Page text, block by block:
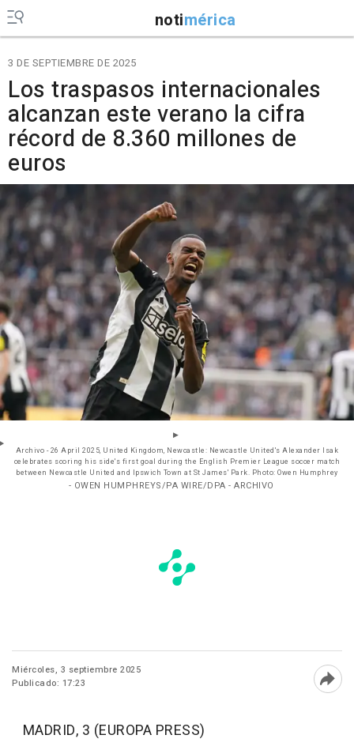
notimérica
3 DE SEPTIEMBRE DE 2025
Los traspasos internacionales
alcanzan este verano la cifra
récord de 8.360 millones de
euros
Archivo - 26 April 2025, United Kingdom, Newcastle: Newcastle United's Alexander Isak
celebrates scoring his side's first goal during the English Premier League soccer match
between Newcastle United and Ipswich Town at St James' Park. Photo: Owen Humphrey
- OWEN HUMPHREYS/PA WIRE/DPA - ARCHIVO
Miércoles, 3 septiembre 2025
Publicado: 17:23
MADRID, 3 (EUROPA PRESS)